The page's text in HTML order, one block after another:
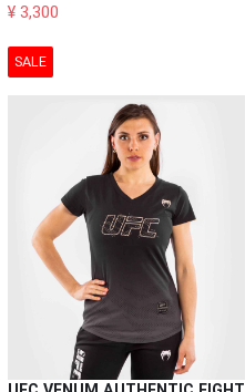
¥ 3,300
SALE